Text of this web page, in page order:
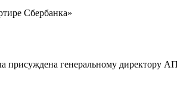
Сбербанка»
присуждена генеральному директору